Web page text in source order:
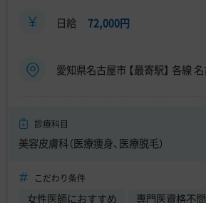
日給 72,000円
愛知県名古屋市 【最寄駅】 各線
診療科目
美容皮膚科（医療痩身、医療脱毛）
こだわり条件
女性医師におすすめ 専門医資格不問